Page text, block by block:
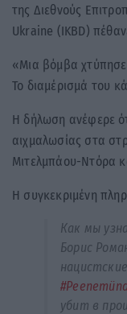
της Διεθνούς
Ukraine (IKBD)
«Μια βόμβα
Το διαμέρισμά του
Η δήλωση ανέφερε
αιχμαλωσίας στα
Μιτελμπάου-Ντόρα
Η συγκεκριμένη
Как мы
Борис
убит в